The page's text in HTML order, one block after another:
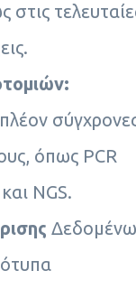
στις
όπως PCR
NGS.